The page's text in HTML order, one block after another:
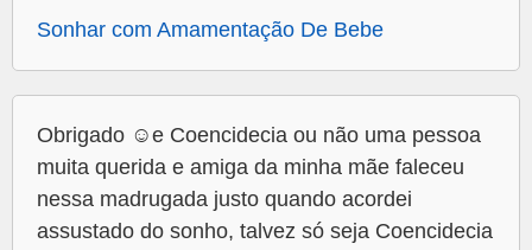
Sonhar com Amamentação De Bebe
Obrigado ☺️e Coencidecia ou não uma pessoa
muita querida e amiga da minha mãe faleceu
nessa madrugada justo quando acordei
assustado do sonho, talvez só seja Coencidecia